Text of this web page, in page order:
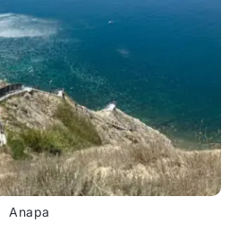
Anapa